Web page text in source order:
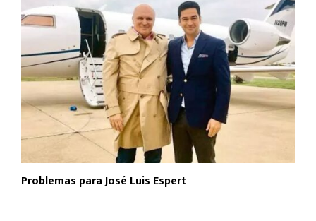
Problemas para José Luis Espert